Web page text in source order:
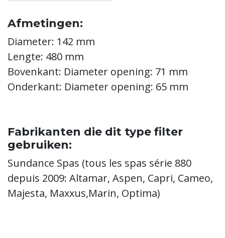
Afmetingen:
Diameter: 142 mm
Lengte: 480 mm
Bovenkant: Diameter opening: 71 mm
Onderkant: Diameter opening: 65 mm
Fabrikanten die dit type filter
gebruiken:
Sundance Spas (tous les spas série 880
depuis 2009: Altamar, Aspen, Capri, Cameo,
Majesta, Maxxus,Marin, Optima)